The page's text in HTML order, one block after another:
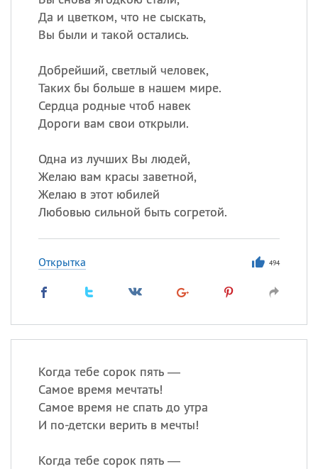
Да и цветком, что не сыскать,
Вы были и такой остались.
Добрейший, светлый человек,
Таких бы больше в нашем мире.
Сердца родные чтоб навек
Дороги вам свои открыли.
Одна из лучших Вы людей,
Желаю вам красы заветной,
Желаю в этот юбилей
Любовью сильной быть согретой.
Открытка 494
Когда тебе сорок пять —
Самое время мечтать!
Самое время не спать до утра
И по-детски верить в мечты!
Когда тебе сорок пять —